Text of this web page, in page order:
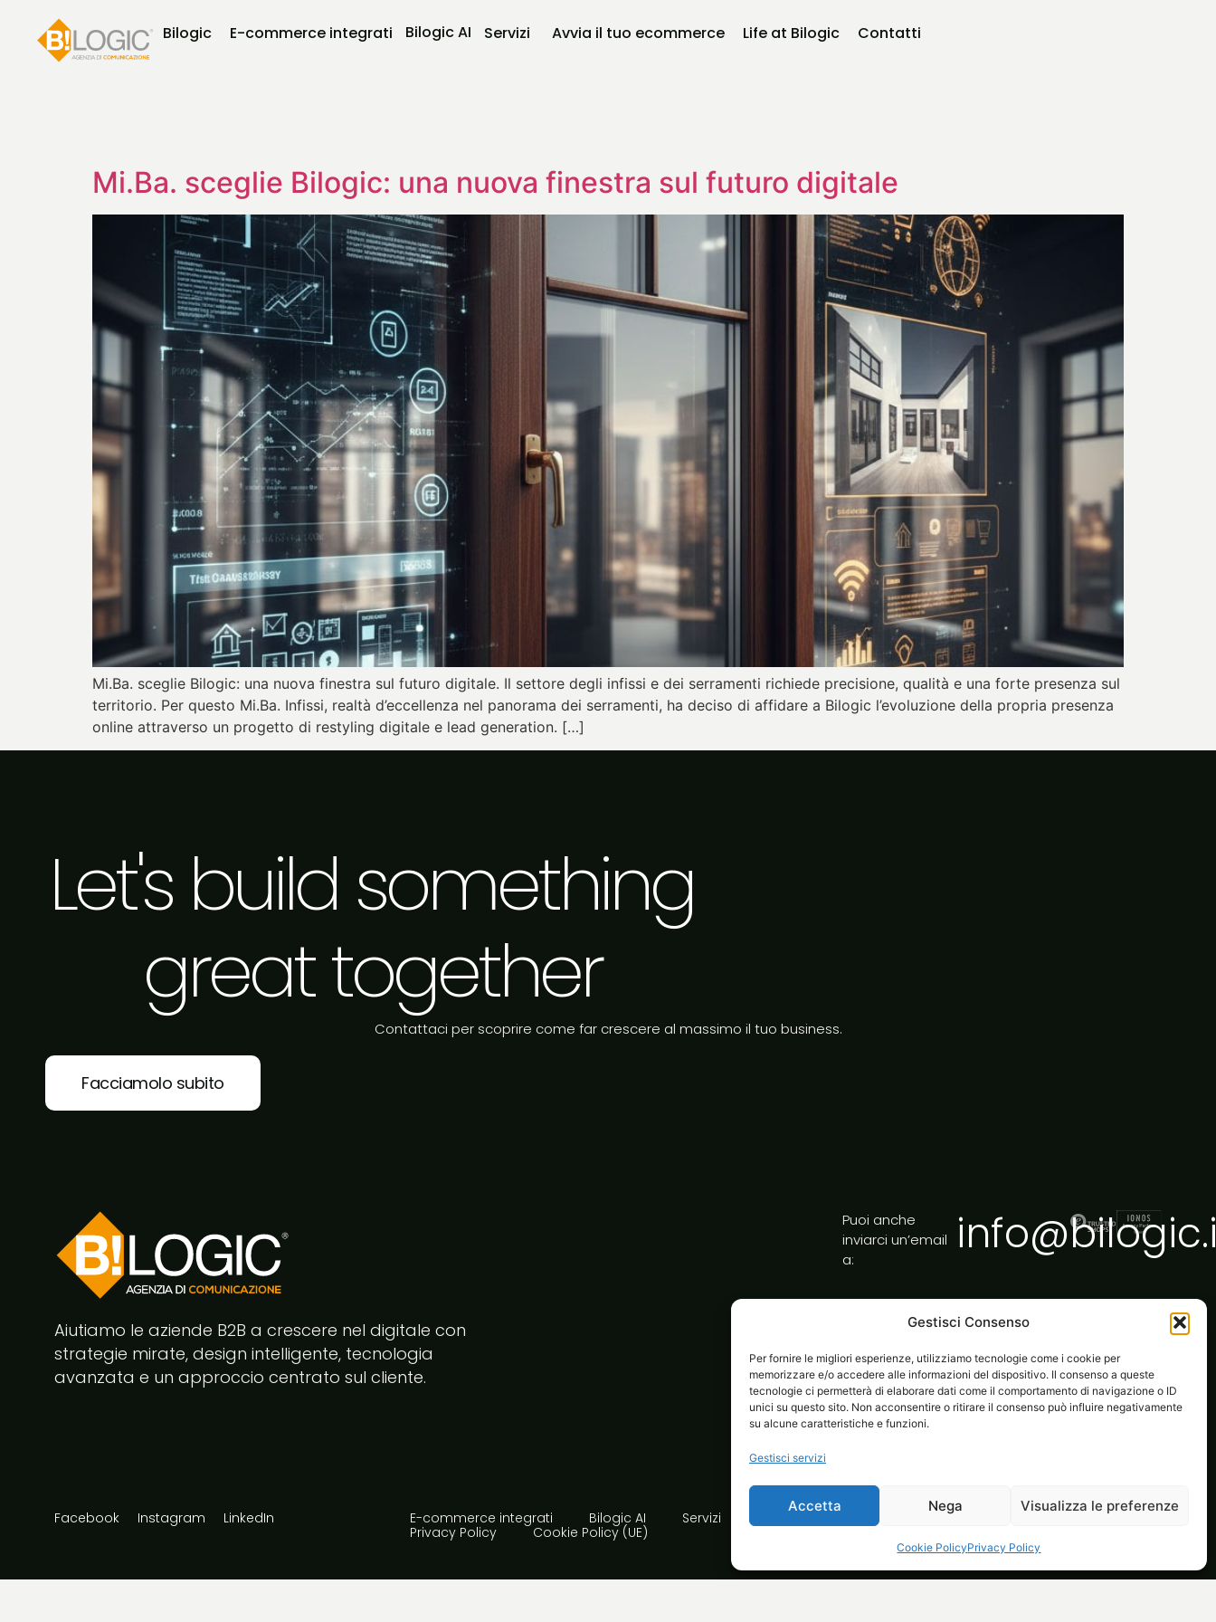
Gestisci Consenso
Per fornire le migliori esperienze, utilizziamo tecnologie come i cookie per
memorizzare e/o accedere alle informazioni del dispositivo. Il consenso a queste
tecnologie ci permetterà di elaborare dati come il comportamento di navigazione o ID
unici su questo sito. Non acconsentire o ritirare il consenso può influire negativamente
su alcune caratteristiche e funzioni.
Gestisci servizi
Accetta Nega Visualizza le preferenze
Cookie PolicyPrivacy Policy
Bilogic E-commerce integrati Bilogic AI Servizi Avvia il tuo ecommerce Life at Bilogic Contatti
Mi.Ba. sceglie Bilogic: una nuova finestra sul futuro digitale
Mi.Ba. sceglie Bilogic: una nuova finestra sul futuro digitale. Il settore degli infissi e dei serramenti richiede precisione, qualità e una forte presenza sul
territorio. Per questo Mi.Ba. Infissi, realtà d’eccellenza nel panorama dei serramenti, ha deciso di affidare a Bilogic l’evoluzione della propria presenza
online attraverso un progetto di restyling digitale e lead generation. […]
Let's build something
great together
Contattaci per scoprire come far crescere al massimo il tuo business.
Facciamolo subito
Aiutiamo le aziende B2B a crescere nel digitale con
strategie mirate, design intelligente, tecnologia
avanzata e un approccio centrato sul cliente.
Puoi anche
inviarci un’email
a:
Facebook Instagram LinkedIn E-commerce integrati Bilogic AI Servizi Avvia il tuo ecommerce Life at Bilogic
Contatti
Privacy Policy
Cookie Policy (UE)